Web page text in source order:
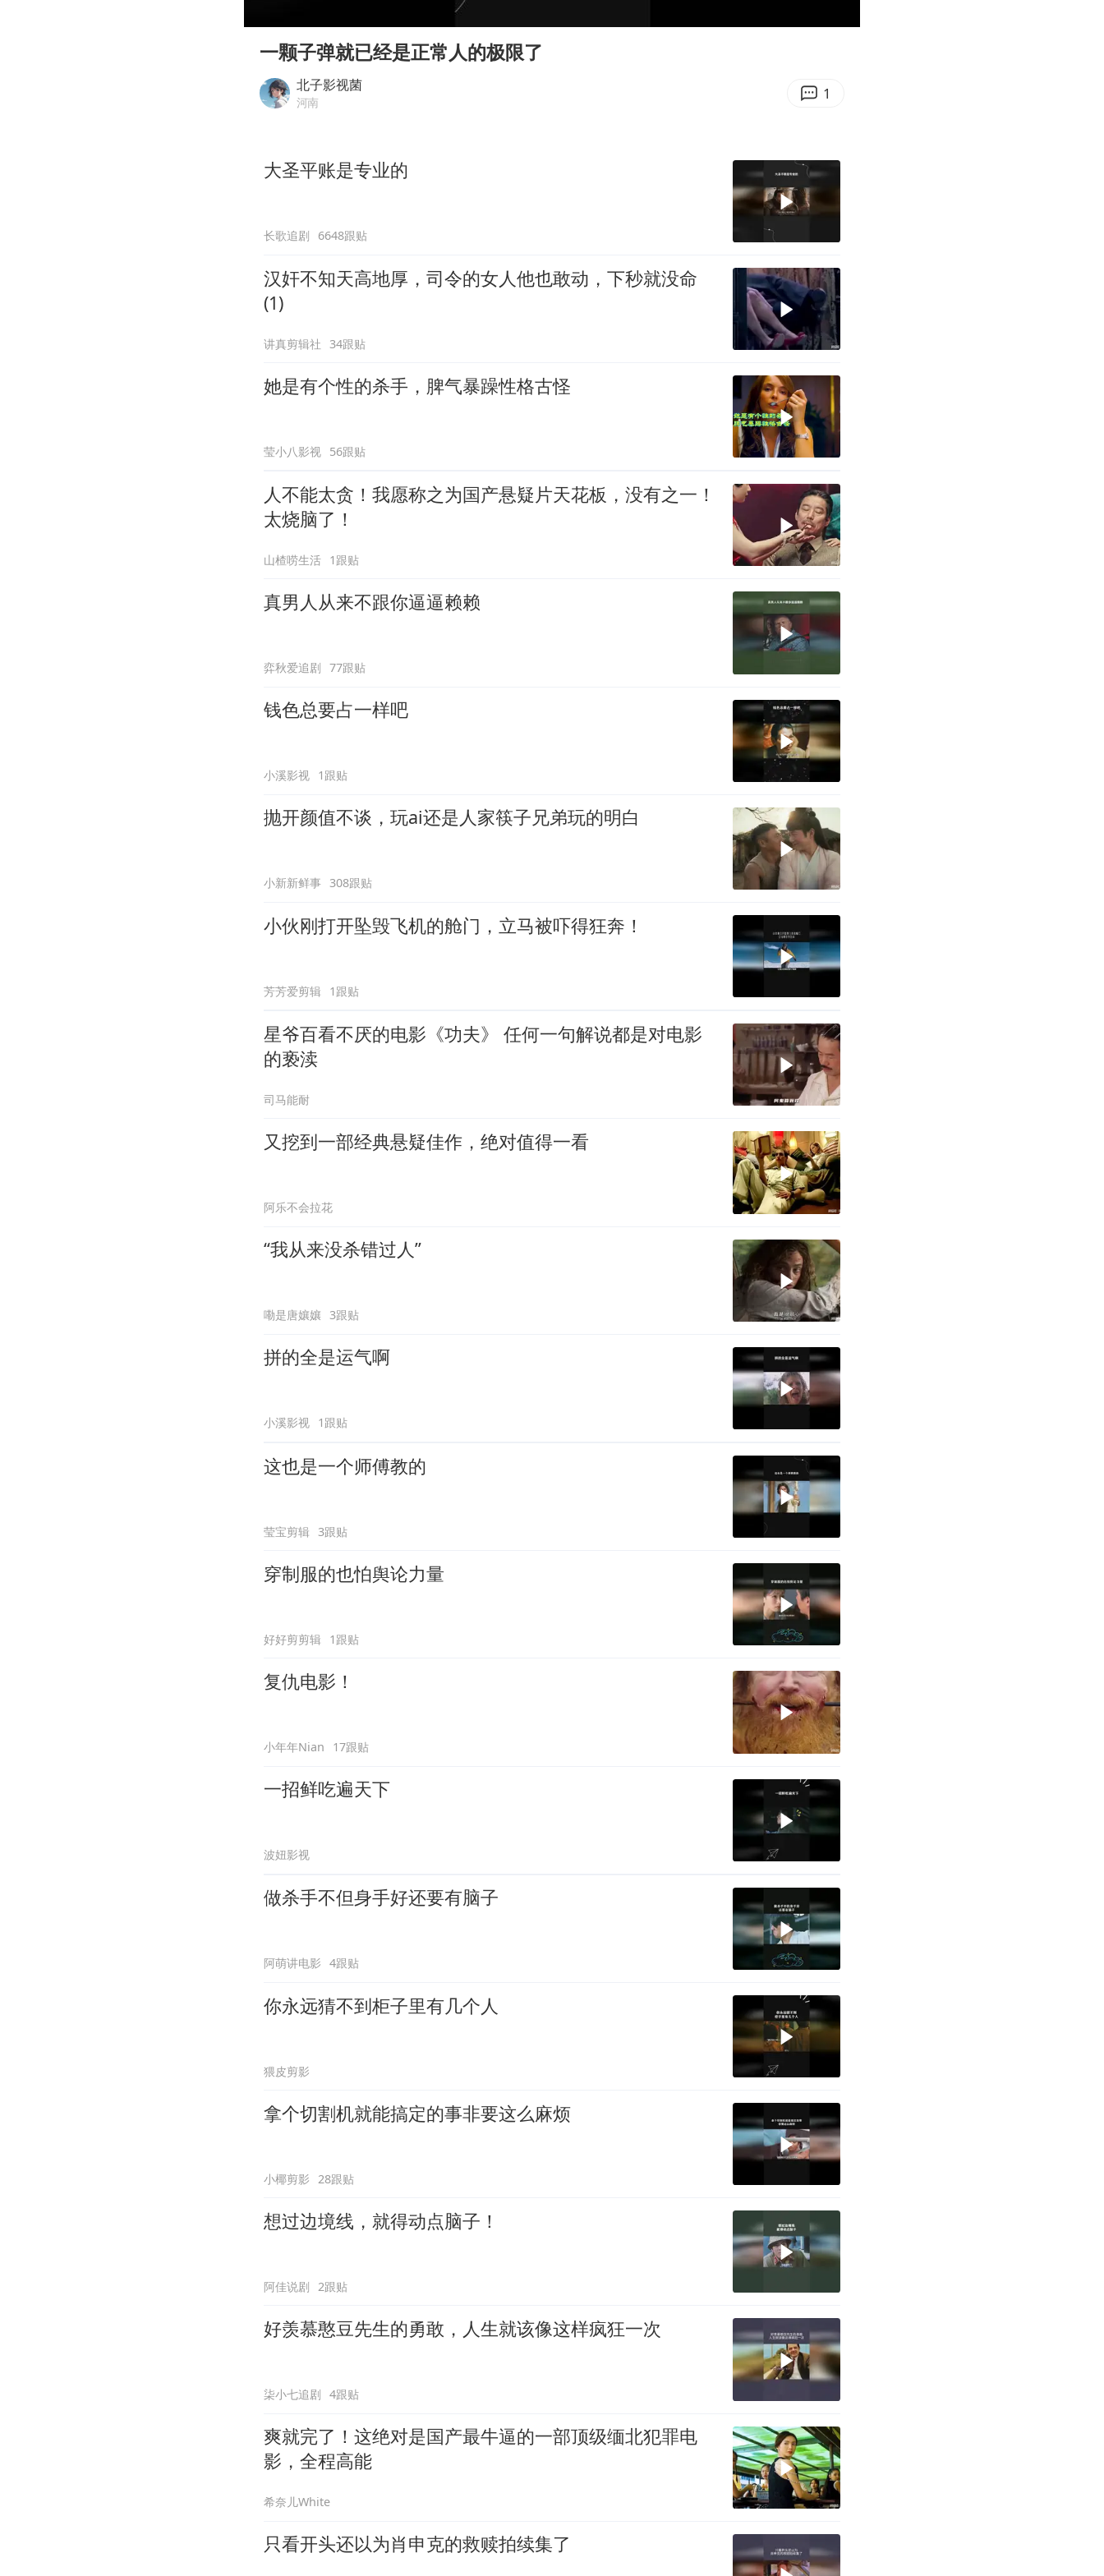
47岁妈妈突然产女 26岁女儿：很震惊
97岁英国奶奶飞上天再破吉尼斯纪录
一颗子弹就已经是正常人的极限了
北子影视菌
河南 1
大圣平账是专业的
长歌追剧 6648跟贴
汉奸不知天高地厚，司令的女人他也敢动，下秒就没命
(1)
讲真剪辑社 34跟贴
她是有个性的杀手，脾气暴躁性格古怪
莹小八影视 56跟贴
人不能太贪！我愿称之为国产悬疑片天花板，没有之一！
太烧脑了！
山楂唠生活 1跟贴
真男人从来不跟你逼逼赖赖
弈秋爱追剧 77跟贴
钱色总要占一样吧
小溪影视 1跟贴
抛开颜值不谈，玩ai还是人家筷子兄弟玩的明白
小新新鲜事 308跟贴
小伙刚打开坠毁飞机的舱门，立马被吓得狂奔！
芳芳爱剪辑 1跟贴
星爷百看不厌的电影《功夫》 任何一句解说都是对电影
的亵渎
司马能耐
又挖到一部经典悬疑佳作，绝对值得一看
阿乐不会拉花
“我从来没杀错过人”
嘞是唐孃孃 3跟贴
拼的全是运气啊
小溪影视 1跟贴
这也是一个师傅教的
莹宝剪辑 3跟贴
穿制服的也怕舆论力量
好好剪剪辑 1跟贴
复仇电影！
小年年Nian 17跟贴
一招鲜吃遍天下
波妞影视
做杀手不但身手好还要有脑子
阿萌讲电影 4跟贴
你永远猜不到柜子里有几个人
猥皮剪影
拿个切割机就能搞定的事非要这么麻烦
小椰剪影 28跟贴
想过边境线，就得动点脑子！
阿佳说剧 2跟贴
好羡慕憨豆先生的勇敢，人生就该像这样疯狂一次
柒小七追剧 4跟贴
爽就完了！这绝对是国产最牛逼的一部顶级缅北犯罪电
影，全程高能
希奈儿White
只看开头还以为肖申克的救赎拍续集了